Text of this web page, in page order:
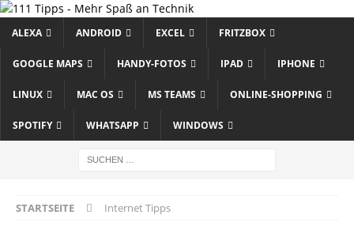
ALEXA ANDROID EXCEL FRITZBOX
GOOGLE MAPS HANDY-FOTOS IPAD IPHONE
LINUX MAC OS MS TEAMS ONLINE-SHOPPING
SPOTIFY WHATSAPP WINDOWS
STARTSEITE Internet Tipps